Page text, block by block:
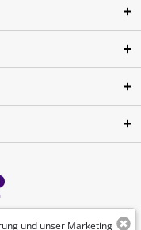
und unser Marketing